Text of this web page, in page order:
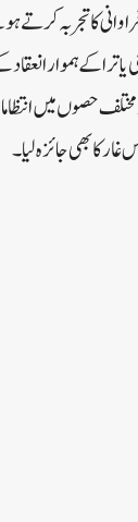
کا تجربہ
کے ہموار
حصوں میں
کا بھی جائزہ لیا۔